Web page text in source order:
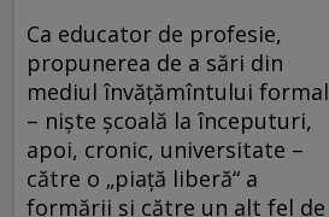
Ca educator de profesie,
propunerea de a sări din
mediul învăţămîntului formal
– nişte şcoală la începuturi,
apoi, cronic, universitate –
către o „piaţă liberă“ a
formării şi către un alt fel de